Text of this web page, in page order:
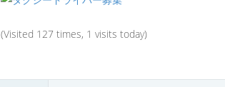
(Visited 127 times, 1 visits today)